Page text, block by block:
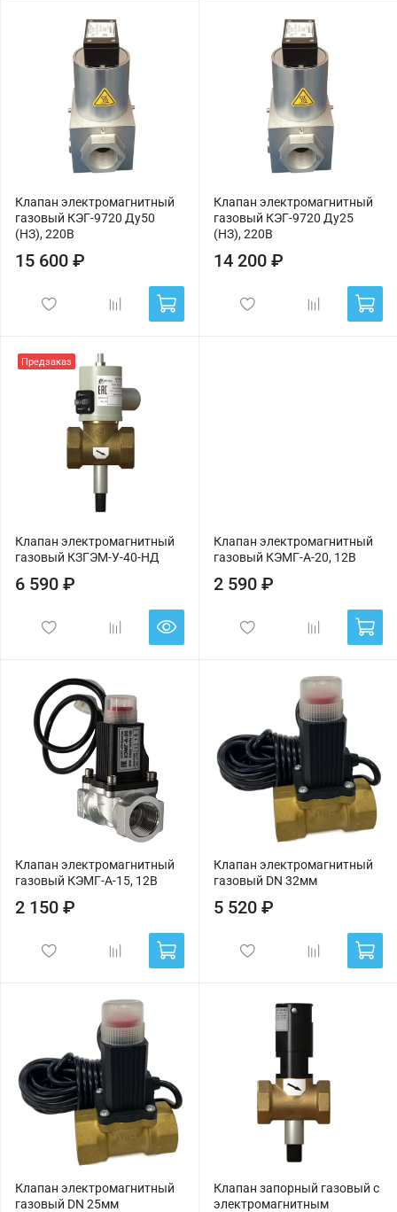
Клапан электромагнитный
газовый КЭГ-9720 Ду50
(НЗ), 220В
15 600 ₽
Клапан электромагнитный
газовый КЭГ-9720 Ду25
(НЗ), 220В
14 200 ₽
Предзаказ
Клапан электромагнитный
газовый КЗГЭМ-У-40-НД
6 590 ₽
Клапан электромагнитный
газовый КЭМГ-А-20, 12В
2 590 ₽
Клапан электромагнитный
газовый КЭМГ-А-15, 12В
2 150 ₽
Клапан электромагнитный
газовый DN 32мм
5 520 ₽
Клапан электромагнитный
газовый DN 25мм
Клапан запорный газовый с
электромагнитным